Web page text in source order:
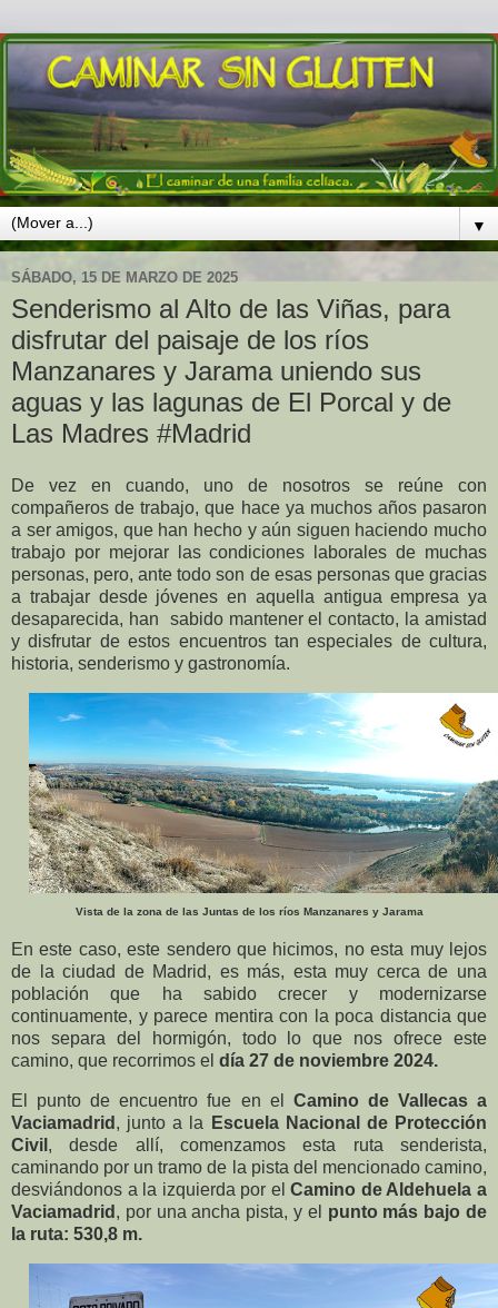
▼
SÁBADO, 15 DE MARZO DE 2025
Senderismo al Alto de las Viñas, para
disfrutar del paisaje de los ríos
Manzanares y Jarama uniendo sus
aguas y las lagunas de El Porcal y de
Las Madres #Madrid
De vez en cuando, uno de nosotros se reúne con
compañeros de trabajo, que hace ya muchos años pasaron
a ser amigos, que han hecho y aún siguen haciendo mucho
trabajo por mejorar las condiciones laborales de muchas
personas, pero, ante todo son de esas personas que gracias
a trabajar desde jóvenes en aquella antigua empresa ya
desaparecida, han sabido mantener el contacto, la amistad
y disfrutar de estos encuentros tan especiales de cultura,
historia, senderismo y gastronomía.
Vista de la zona de las Juntas de los ríos Manzanares y Jarama
En este caso, este sendero que hicimos, no esta muy lejos
de la ciudad de Madrid, es más, esta muy cerca de una
población que ha sabido crecer y modernizarse
continuamente, y parece mentira con la poca distancia que
nos separa del hormigón, todo lo que nos ofrece este
camino, que recorrimos el día 27 de noviembre 2024.
El punto de encuentro fue en el Camino de Vallecas a
Vaciamadrid , junto a la
Escuela Nacional de Protección
Civil , desde allí, comenzamos esta ruta senderista,
caminando por un tramo de la pista del mencionado camino,
desviándonos a la izquierda por elCamino de Aldehuela a
Vaciamadrid , por una ancha pista, y el punto más bajo de
la ruta: 530,8 m.